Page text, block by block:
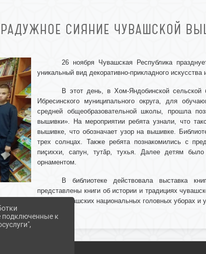
РАДУЖНОЕ СИЯНИЕ ЧУВАШСКОЙ
26 ноября Чувашская Республика
уникальный вид декоративно-прикладного искусства
В этот день, в Хом-Яндобинской сельской
Ибресинского муниципального округа, для
средней общеобразовательной школы, прошла
вышивки». На мероприятии ребята узнали, что
вышивке, что обозначает узор на вышивке.
трех солнцах. Также ребята познакомились с
пиçиххи, сапун, тутăр, тухья. Далее детям
орнаментом.
В библиотеке действовала выставка
представлены книги об истории и традициях
книги о чувашских национальных головных уборах и
подключенные к